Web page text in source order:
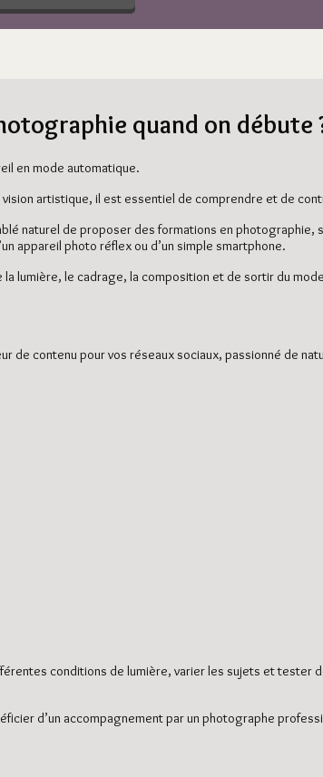
quand on débute
en mode automatique.
artistique, il est essentiel de comprendre et de
naturel de proposer des formations en
appareil photo réflex ou d’un simple smartphone.
lumière, le cadrage, la composition et de sortir du
de contenu pour vos réseaux sociaux, passionné de
conditions de lumière, varier les sujets et tester
d’un accompagnement par un photographe